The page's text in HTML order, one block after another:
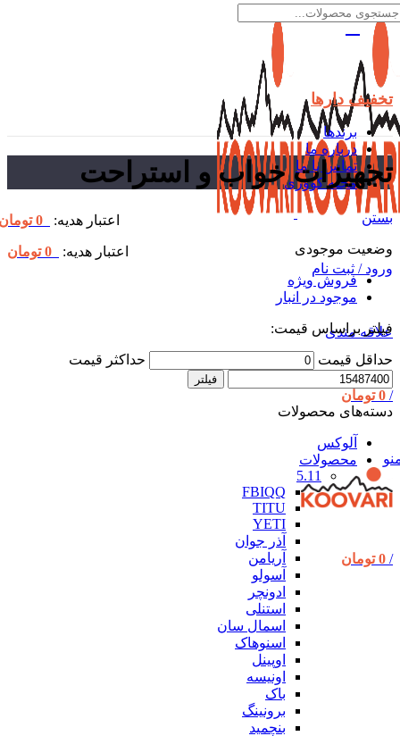
ورود / ثبت نام
علاقه مندی
/
0 تومان
/
0 تومان
تخفیف دارها
برندها
درباره ما
تماس با ما
مجله کووَری
اعتبار هدیه: 0
اعتبار هدیه: 0 تومان
تجهیزات خواب و استراحت
بستن
وضعیت موجودی
فروش ویژه
موجود در انبار
فیلتر براساس قیمت:
حداقل قیمت حداکثر قیمت
فیلتر
دسته‌های محصولات
آلوکس
محصولات
5.11
FBIQQ
TITU
YETI
آذر جوان
آریامن
آسولو
ادونچر
استنلی
اسمال سان
اسنوهاک
اوپینل
اونیسه
باک
برونینگ
بنچمید